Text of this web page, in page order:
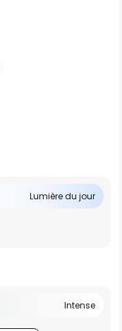
Lumière du jour
Intense